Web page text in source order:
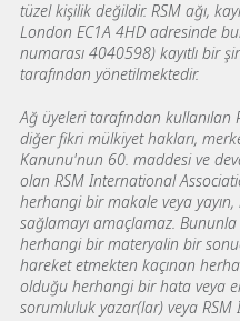
tüzel kişilik değildir. RSM ağı,
London EC1A 4HD adresinde
numarası 4040598) kayıtlı bir
tarafından yönetilmektedir.
Ağ üyeleri tarafından kullanılan
diğer fikri mülkiyet hakları,
Kanunu'nun 60. maddesi ve
olan RSM International
herhangi bir makale veya yayın,
sağlamayı amaçlamaz.
herhangi bir materyalin bir
hareket etmekten kaçınan
olduğu herhangi bir hata veya
sorumluluk yazar(lar) veya